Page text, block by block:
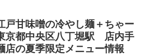
戸甘味噌の冷やし麺＋ちゃー
京都中央区八丁堀駅 店内手
店の夏季限定メニュー情報